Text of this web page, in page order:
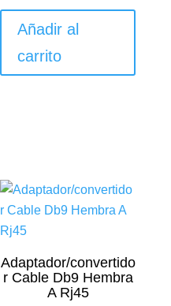
Añadir al
carrito
Adaptador/convertido
r Cable Db9 Hembra
A Rj45